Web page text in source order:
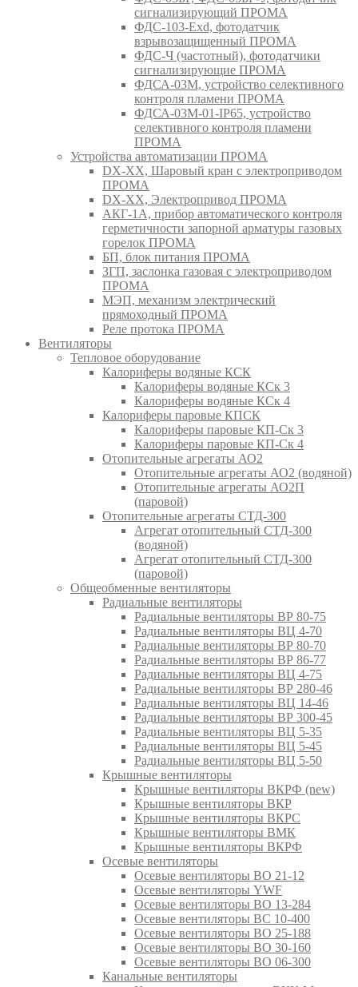
сигнализирующий ПРОМА
ФДС-103-Ехd, фотодатчик
взрывозащищенный ПРОМА
ФДС-Ч (частотный), фотодатчики
сигнализирующие ПРОМА
ФДСА-03М, устройство селективного
контроля пламени ПРОМА
ФДСА-03М-01-IP65, устройство
селективного контроля пламени
ПРОМА
Устройства автоматизации ПРОМА
DX-XX, Шаровый кран c электроприводом
ПРОМА
DX-XX, Электропривод ПРОМА
АКГ-1А, прибор автоматического контроля
герметичности запорной арматуры газовых
горелок ПРОМА
БП, блок питания ПРОМА
ЗГП, заслонка газовая с электроприводом
ПРОМА
МЭП, механизм электрический
прямоходный ПРОМА
Реле протока ПРОМА
Вентиляторы
Тепловое оборудование
Калориферы водяные КСК
Калориферы водяные КСк 3
Калориферы водяные КСк 4
Калориферы паровые КПСК
Калориферы паровые КП-Ск 3
Калориферы паровые КП-Ск 4
Отопительные агрегаты АО2
Отопительные агрегаты АО2 (водяной)
Отопительные агрегаты АО2П
(паровой)
Отопительные агрегаты СТД-300
Агрегат отопительный СТД-300
(водяной)
Агрегат отопительный СТД-300
(паровой)
Общеобменные вентиляторы
Радиальные вентиляторы
Радиальные вентиляторы ВР 80-75
Радиальные вентиляторы ВЦ 4-70
Радиальные вентиляторы ВР 80-70
Радиальные вентиляторы ВР 86-77
Радиальные вентиляторы ВЦ 4-75
Радиальные вентиляторы ВР 280-46
Радиальные вентиляторы ВЦ 14-46
Радиальные вентиляторы ВР 300-45
Радиальные вентиляторы ВЦ 5-35
Радиальные вентиляторы ВЦ 5-45
Радиальные вентиляторы ВЦ 5-50
Крышные вентиляторы
Крышные вентиляторы ВКРФ (new)
Крышные вентиляторы ВКР
Крышные вентиляторы ВКРС
Крышные вентиляторы ВМК
Крышные вентиляторы ВКРФ
Осевые вентиляторы
Осевые вентиляторы ВО 21-12
Осевые вентиляторы YWF
Осевые вентиляторы ВО 13-284
Осевые вентиляторы ВС 10-400
Осевые вентиляторы ВО 25-188
Осевые вентиляторы ВО 30-160
Осевые вентиляторы ВО 06-300
Канальные вентиляторы